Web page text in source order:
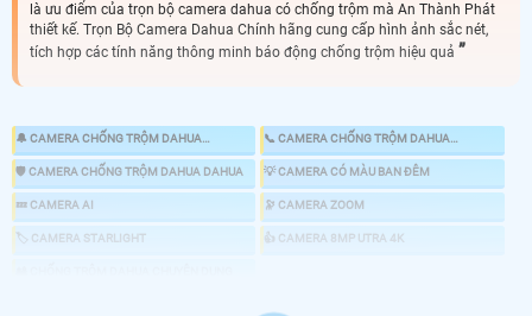
là ưu điểm của trọn bộ camera dahua có chống trộm mà An Thành Phát
thiết kế. Trọn Bộ Camera Dahua Chính hãng cung cấp hình ảnh sắc nét,
tích hợp các tính năng thông minh báo động chống trộm hiệu quả
🔔 CAMERA CHỐNG TRỘM DAHUA
KBVISION
📞 CAMERA CHỐNG TRỘM DAHUA
HIKVISION
🛡 CAMERA CHỐNG TRỘM DAHUA DAHUA 💡 CAMERA CÓ MÀU BAN ĐÊM
💤 CAMERA AI 🔭 CAMERA ZOOM
🏷 CAMERA STARLIGHT 👍 CAMERA 8MP UTRA 4K